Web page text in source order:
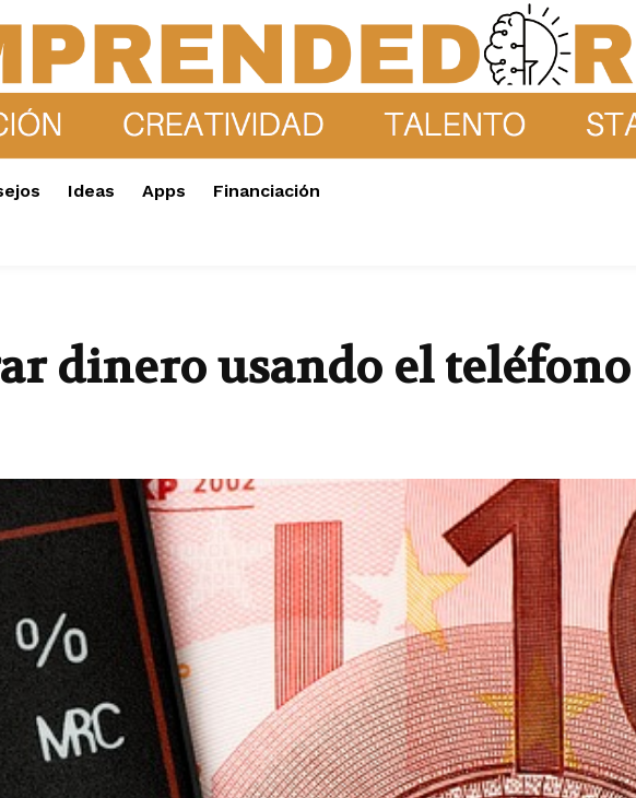
Ideas Apps Financiación
dinero usando el